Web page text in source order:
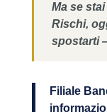
Ma se
Rischi,
spostarti
Filiale